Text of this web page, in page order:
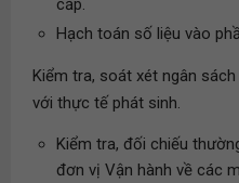
cấp.
Hạch toán số liệu vào
Kiểm tra, soát xét ngân
với thực tế phát sinh.
Kiểm tra, đối chiếu
đơn vị Vận hành về các